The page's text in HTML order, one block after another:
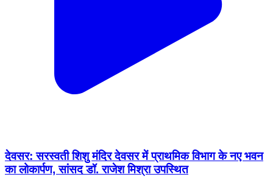
देवसर: सरस्वती शिशु मंदिर देवसर में प्राथमिक विभाग के नए भवन
का लोकार्पण, सांसद डॉ. राजेश मिश्रा उपस्थित